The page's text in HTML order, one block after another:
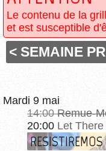
Le contenu de la
et est susceptible
< SEMAINE
Mardi 9 mai
14:00 Remue-
20:00 Let